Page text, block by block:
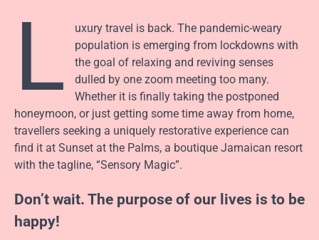
L
uxury travel is back. The pandemic-weary
population is emerging from lockdowns with
the goal of relaxing and reviving senses
dulled by one zoom meeting too many.
Whether it is finally taking the postponed
honeymoon, or just getting some time away from home,
travellers seeking a uniquely restorative experience can
find it at Sunset at the Palms, a boutique Jamaican resort
with the tagline, “Sensory Magic”.
Don’t wait. The purpose of our lives is to be
happy!